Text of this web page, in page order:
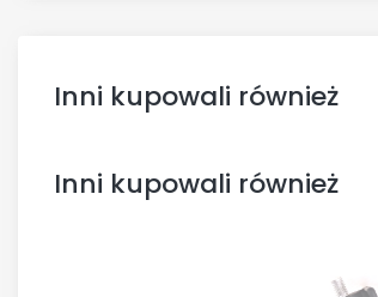
Inni kupowali również
Inni kupowali również